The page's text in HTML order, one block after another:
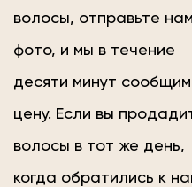
волосы, отправьте нам
фото, и мы в течение
десяти минут
цену. Если вы
волосы в тот же день,
когда обратились к